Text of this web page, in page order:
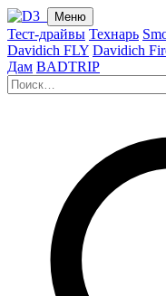
Меню
Тест-драйвы Технарь
Davidich FLY Davidich
Дам BADTRIP